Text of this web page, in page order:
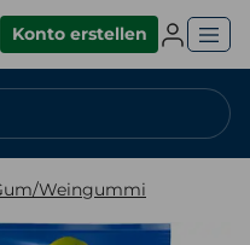
Konto erstellen
Weingummi